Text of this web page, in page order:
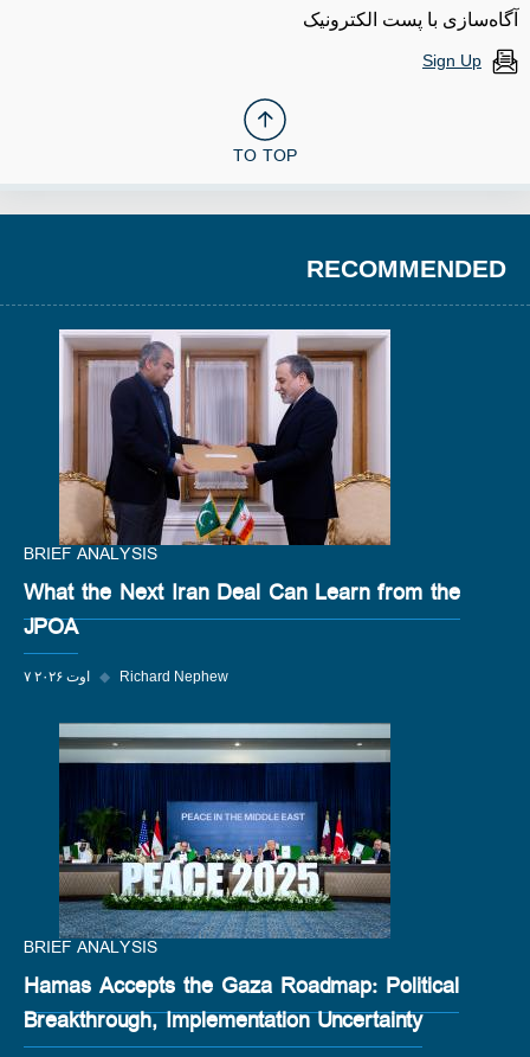
آگاه‌سازی با پست الکترونیک
Sign Up
TO TOP
RECOMMENDED
BRIEF ANALYSIS
What the Next Iran Deal Can Learn from the
JPOA
۷ اوت ۲۰۲۶ ◆ Richard Nephew
BRIEF ANALYSIS
Hamas Accepts the Gaza Roadmap: Political
Breakthrough, Implementation Uncertainty